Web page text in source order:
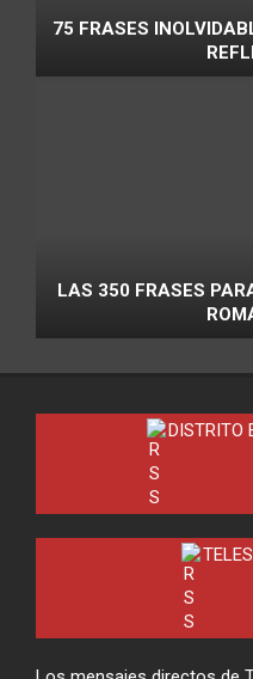
75 FRASES
LAS 350 FRASES
DISTRITO